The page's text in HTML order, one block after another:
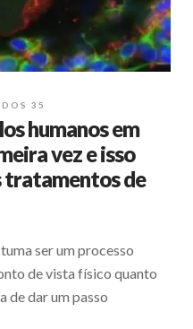
35
humanos em
vez e isso
tratamentos de
ser um processo
de vista físico quanto
de dar um passo